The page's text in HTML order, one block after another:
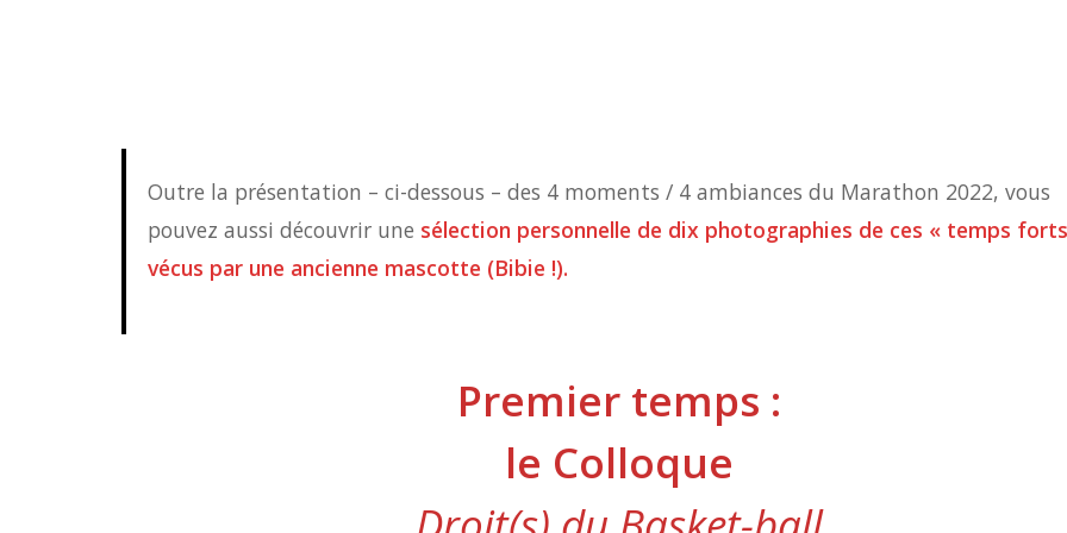
Outre la présentation – ci-dessous – des 4 moments / 4 ambiances du Marathon 2022, vous
pouvez aussi découvrir une sélection personnelle de dix photographies de ces « temps
vécus par une ancienne mascotte (Bibie !).
Premier temps :
le Colloque